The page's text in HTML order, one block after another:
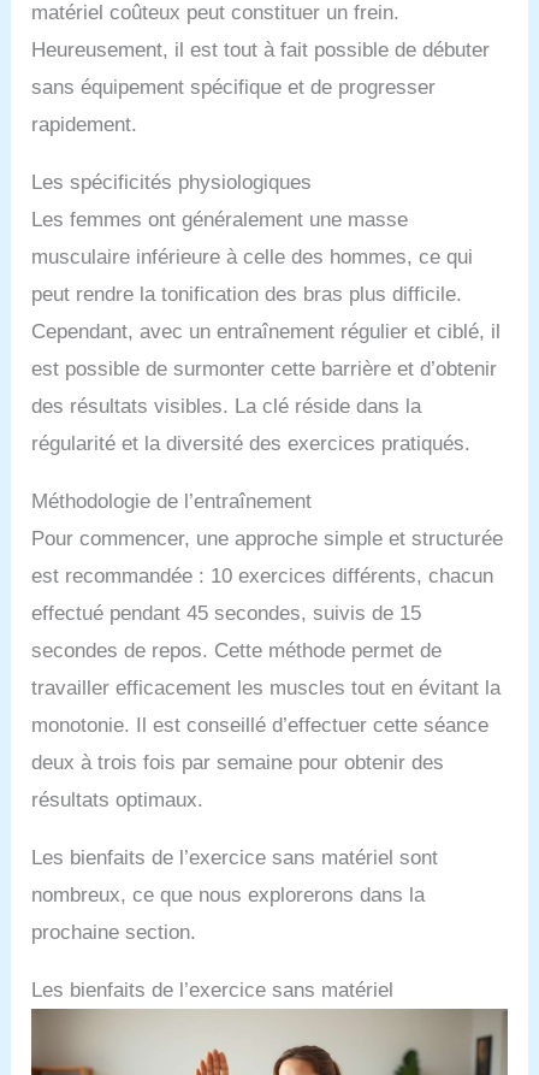
matériel coûteux peut constituer un frein.
Heureusement, il est tout à fait possible de débuter
sans équipement spécifique et de progresser
rapidement.
Les spécificités physiologiques
Les femmes ont généralement une masse
musculaire inférieure à celle des hommes, ce qui
peut rendre la tonification des bras plus difficile.
Cependant, avec un entraînement régulier et ciblé, il
est possible de surmonter cette barrière et d’obtenir
des résultats visibles. La clé réside dans la
régularité et la diversité des exercices pratiqués.
Méthodologie de l’entraînement
Pour commencer, une approche simple et structurée
est recommandée : 10 exercices différents, chacun
effectué pendant 45 secondes, suivis de 15
secondes de repos. Cette méthode permet de
travailler efficacement les muscles tout en évitant la
monotonie. Il est conseillé d’effectuer cette séance
deux à trois fois par semaine pour obtenir des
résultats optimaux.
Les bienfaits de l’exercice sans matériel sont
nombreux, ce que nous explorerons dans la
prochaine section.
Les bienfaits de l’exercice sans matériel